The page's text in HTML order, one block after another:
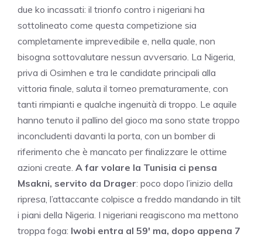
due ko incassati: il trionfo contro i nigeriani ha
sottolineato come questa competizione sia
completamente imprevedibile e, nella quale, non
bisogna sottovalutare nessun avversario. La Nigeria,
priva di Osimhen e tra le candidate principali alla
vittoria finale, saluta il torneo prematuramente, con
tanti rimpianti e qualche ingenuità di troppo. Le aquile
hanno tenuto il pallino del gioco ma sono state troppo
inconcludenti davanti la porta, con un bomber di
riferimento che è mancato per finalizzare le ottime
azioni create. A far volare la Tunisia ci pensa
Msakni, servito da Drager: poco dopo l’inizio della
ripresa, l’attaccante colpisce a freddo mandando in tilt
i piani della Nigeria. I nigeriani reagiscono ma mettono
troppa foga: Iwobi entra al 59′ ma, dopo appena 7